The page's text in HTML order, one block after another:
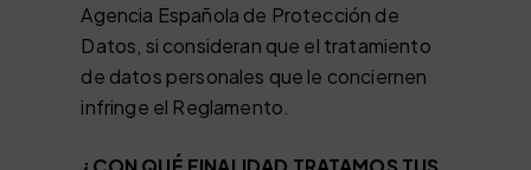
Agencia Española de Protección de
Datos, si consideran que el tratamiento
de datos personales que le conciernen
infringe el Reglamento.